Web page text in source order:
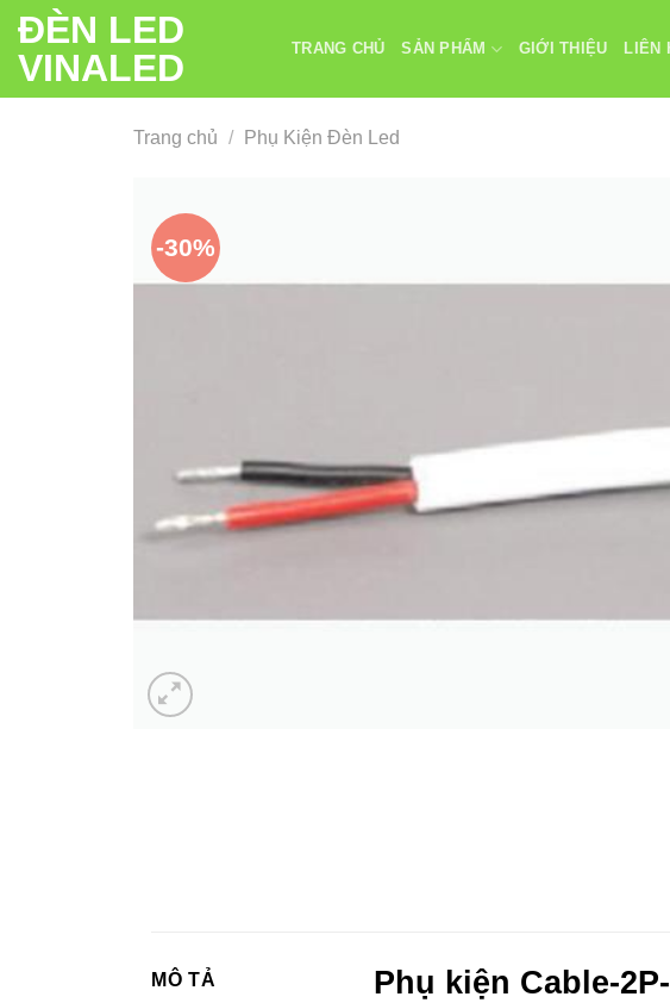
Chuyển
đến
nội
dung
ĐÈN LED
VINALED
TRANG CHỦ SẢN PHẨM GIỚI THIỆU LIÊN
Trang chủ / Phụ Kiện Đèn Led
-30%
MÔ TẢ
Phụ kiện Cable-